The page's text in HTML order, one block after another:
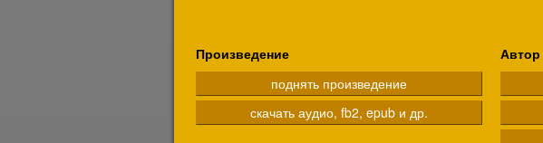
Произведение
поднять произведение
скачать аудио, fb2, epub и др.
Автор